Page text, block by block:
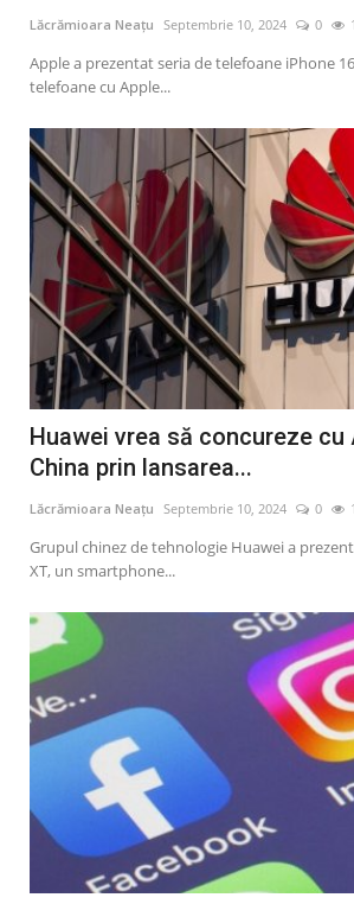
Lăcrămioara Neațu Septembrie 10, 2024 0
Apple a prezentat seria de telefoane iPhone
telefoane cu Apple...
Huawei vrea să concureze cu
China prin lansarea...
Lăcrămioara Neațu Septembrie 10, 2024 0
Grupul chinez de tehnologie Huawei a
XT, un smartphone...